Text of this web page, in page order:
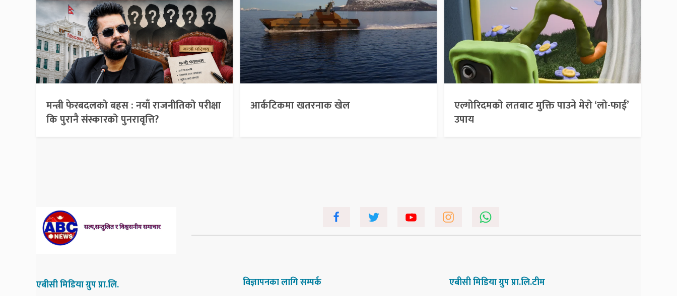
मन्त्री फेरबदलको बहस : नयाँ राजनीतिको परीक्षा
कि पुरानै संस्कारको पुनरावृत्ति?
आर्कटिकमा खतरनाक खेल
एल्गोरिदमको लतबाट मुक्ति पाउने मेरो ‘लो-फाई’
उपाय
एबीसी मिडिया ग्रुप प्रा.लि. विज्ञापनका लागि सम्पर्क एबीसी मिडिया ग्रुप प्रा.लि.टीम